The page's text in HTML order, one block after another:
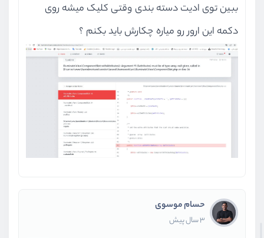
ببین توی ادیت دسته بندی وقتی کلیک میشه روی
دکمه این ارور رو میاره چکارش باید بکنم ؟
حسام موسوی
3 سال پیش